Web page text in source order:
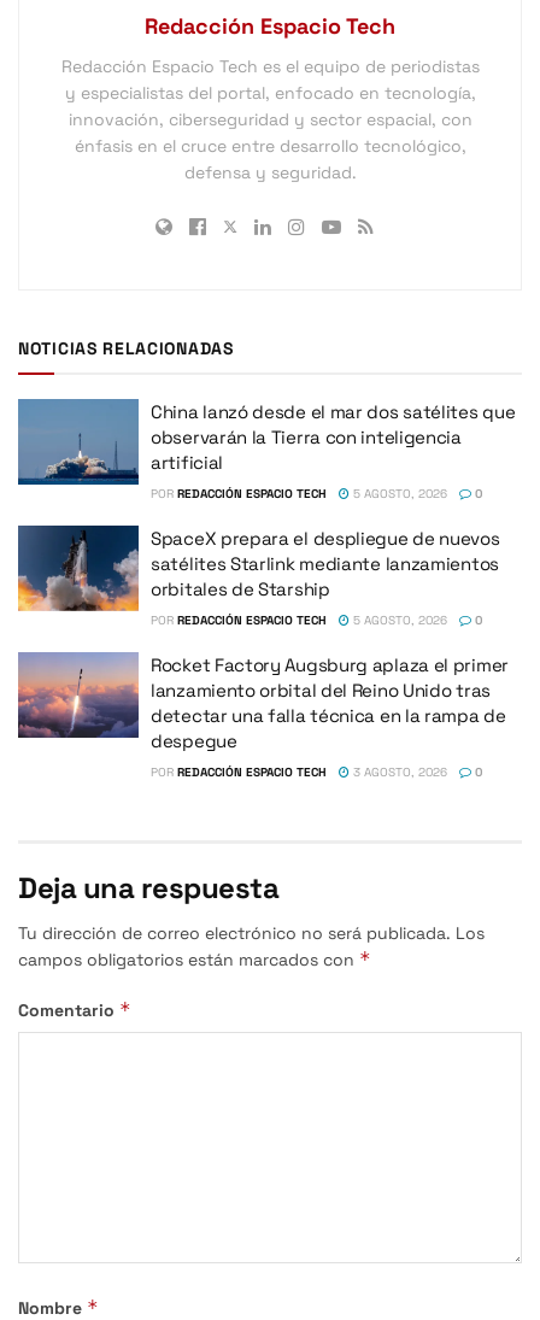
Redacción Espacio Tech
Redacción Espacio Tech es el equipo de periodistas
y especialistas del portal, enfocado en tecnología,
innovación, ciberseguridad y sector espacial, con
énfasis en el cruce entre desarrollo tecnológico,
defensa y seguridad.
NOTICIAS RELACIONADAS
China lanzó desde el mar dos satélites que
observarán la Tierra con inteligencia
artificial
POR REDACCIÓN ESPACIO TECH 5 AGOSTO, 2026 0
SpaceX prepara el despliegue de nuevos
satélites Starlink mediante lanzamientos
orbitales de Starship
POR REDACCIÓN ESPACIO TECH 5 AGOSTO, 2026 0
Rocket Factory Augsburg aplaza el primer
lanzamiento orbital del Reino Unido tras
detectar una falla técnica en la rampa de
despegue
POR REDACCIÓN ESPACIO TECH 3 AGOSTO, 2026 0
Deja una respuesta
Tu dirección de correo electrónico no será publicada. Los
campos obligatorios están marcados con *
Comentario *
Nombre *